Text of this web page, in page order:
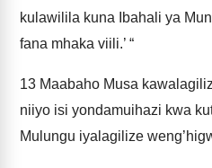
kulawilila kuna Ibahali ya
fana mhaka viili.’ “
13 Maabaho Musa
niiyo isi yondamuihazi kwa
Mulungu iyalagilize